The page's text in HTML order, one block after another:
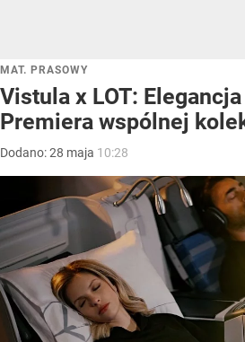
MAT. PRASOWY
Vistula x LOT:
Premiera wspólnej
Dodano:28 maja 10:28